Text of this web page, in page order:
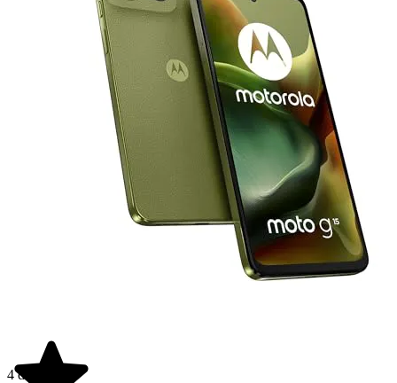
4 din 5 stele